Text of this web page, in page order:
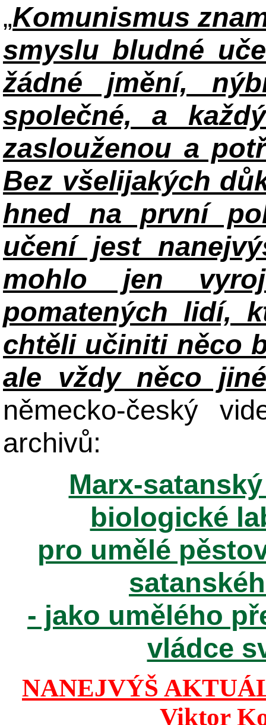
„Komunismus
smyslu bludné
žádné jmění,
společné, a
zaslouženou a
Bez všelijakých
hned na první
učení jest
mohlo jen
pomatených lidí,
chtěli učiniti něco
ale vždy něco
německo-český
archivů:
Marx-
biologické
pro umělé
- jako umělého
vládce
NANEJVÝŠ
Viktor